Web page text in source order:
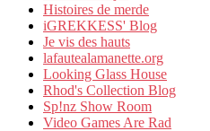
Histoires de merde
iGREKKESS' Blog
Je vis des hauts
lafautealamanette.org
Looking Glass House
Rhod's Collection Blog
Sp!nz Show Room
Video Games Are Rad